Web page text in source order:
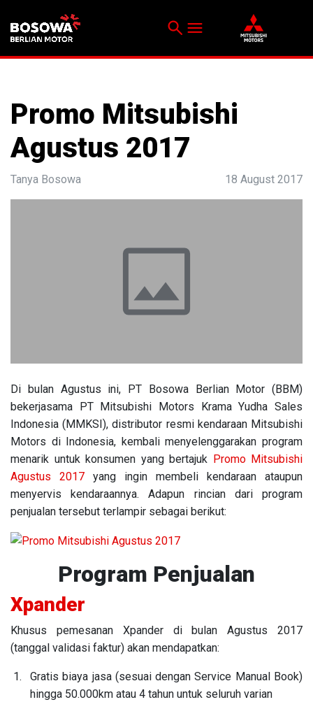
search menu
Promo Mitsubishi
Agustus 2017
Tanya Bosowa 18 August 2017
Di bulan Agustus ini, PT Bosowa Berlian Motor (BBM)
bekerjasama PT Mitsubishi Motors Krama Yudha Sales
Indonesia (MMKSI), distributor resmi kendaraan Mitsubishi
Motors di Indonesia, kembali menyelenggarakan program
menarik untuk konsumen yang bertajuk Promo Mitsubishi
Agustus 2017 yang ingin membeli kendaraan ataupun
menyervis kendaraannya. Adapun rincian dari program
penjualan tersebut terlampir sebagai berikut:
Program Penjualan
Xpander
Khusus pemesanan Xpander di bulan Agustus 2017
(tanggal validasi faktur) akan mendapatkan:
Gratis biaya jasa (sesuai dengan Service Manual Book)
hingga 50.000km atau 4 tahun untuk seluruh varian